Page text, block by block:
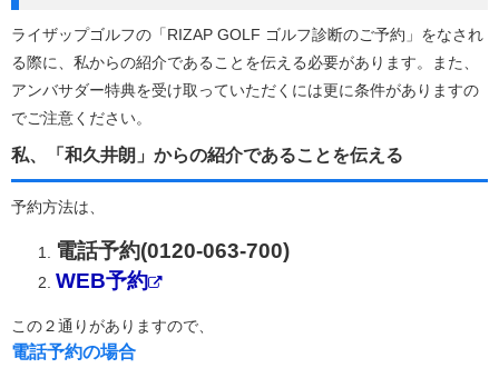
ライザップゴルフの「RIZAP GOLF ゴルフ診断のご予約」をなされ
る際に、私からの紹介であることを伝える必要があります。また、
アンバサダー特典を受け取っていただくには更に条件がありますの
でご注意ください。
私、「和久井朗」からの紹介であることを伝える
予約方法は、
電話予約(0120-063-700)
WEB予約
この２通りがありますので、
電話予約の場合